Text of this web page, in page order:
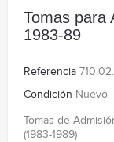
Tomas para
1983-89
Referencia
Condición Nuevo
Tomas de
(1983-1989)